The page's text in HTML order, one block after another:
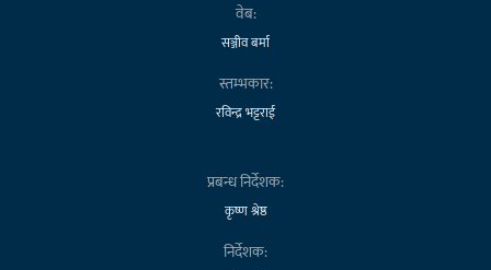
वेब:
सञ्जीव बर्मा
स्तम्भकार:
रविन्द्र भट्टराई
प्रबन्ध निर्देशक:
कृष्ण श्रेष्ठ
निर्देशक: